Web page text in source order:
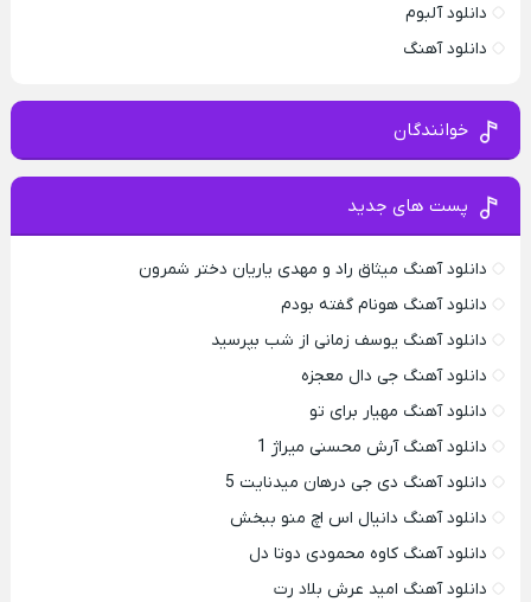
دانلود آلبوم
دانلود آهنگ
خوانندگان
پست های جدید
دانلود آهنگ میثاق راد و مهدی یاریان دختر شمرون
دانلود آهنگ هونام گفته بودم
دانلود آهنگ یوسف زمانی از شب بپرسید
دانلود آهنگ جی دال معجزه
دانلود آهنگ مهیار برای تو
دانلود آهنگ آرش محسنی میراژ 1
دانلود آهنگ دی جی درهان میدنایت 5
دانلود آهنگ دانیال اس اچ منو ببخش
دانلود آهنگ کاوه محمودی دوتا دل
دانلود آهنگ امید عرش بلاد رت